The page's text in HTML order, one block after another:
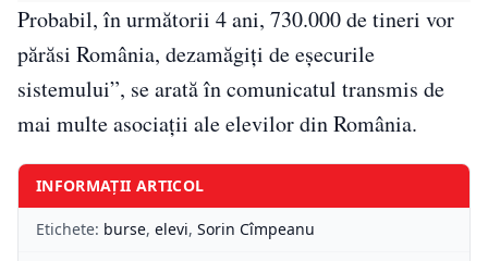
Probabil, în următorii 4 ani, 730.000 de tineri vor
părăsi România, dezamăgiţi de eşecurile
sistemului”, se arată în comunicatul transmis de
mai multe asociaţii ale elevilor din România.
INFORMAȚII ARTICOL
Etichete: burse, elevi, Sorin Cîmpeanu